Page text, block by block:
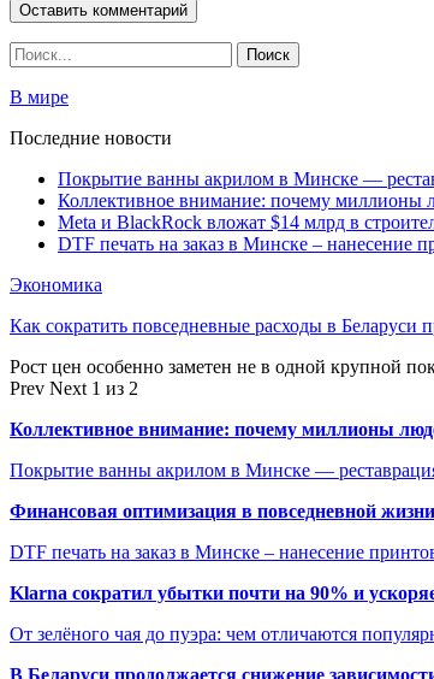
В мире
Последние новости
Покрытие ванны акрилом в Минске —
Коллективное внимание: почему миллионы
Meta и BlackRock вложат $14 млрд в
DTF печать на заказ в Минске – нанесение
Экономика
Как сократить повседневные расходы в Беларуси
Рост цен особенно заметен не в одной крупной
Prev Next 1 из 2
Коллективное внимание: почему миллионы
Покрытие ванны акрилом в Минске —
Финансовая оптимизация в повседневной
DTF печать на заказ в Минске – нанесение
Klarna сократил убытки почти на 90% и
От зелёного чая до пуэра: чем отличаются
В Беларуси продолжается снижение